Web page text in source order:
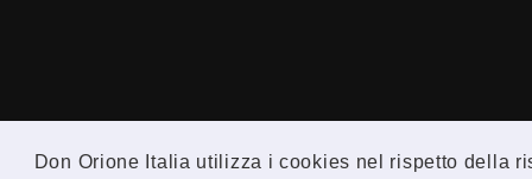
Don Orione Italia utilizza i cookies nel rispetto della